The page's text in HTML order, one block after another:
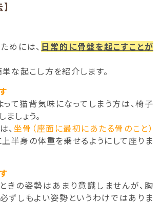
めには、 日常的に骨盤を起こすことが
単な起こし方を紹介します。
って猫背気味になってしまう方は、椅子
しょう。
、 坐骨（座面に最初にあたる骨のこと）
上半身の体重を乗せるようにして座りま
きの姿勢はあまり意識しませんが、胸
ずしもよい姿勢というわけではありま